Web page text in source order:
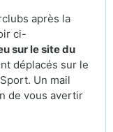
après la
ci-
sur le site du
déplacés sur le
Un mail
de vous avertir